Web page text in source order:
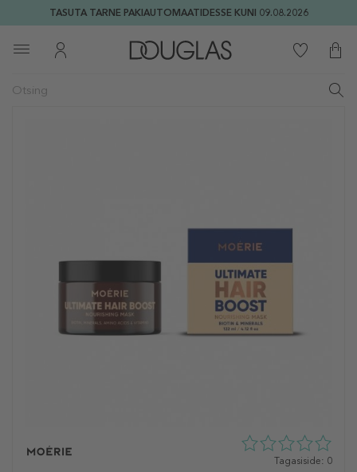
TASUTA TARNE PAKIAUTOMAATIDESSE KUNI 09.08.2026
0
Tagasiside: 0